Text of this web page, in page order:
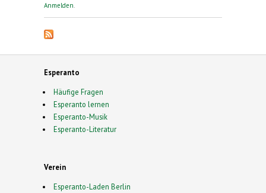
Anmelden
Esperanto
Häufige Fragen
Esperanto lernen
Esperanto-Musik
Esperanto-Literatur
Verein
Esperanto-Laden Berlin